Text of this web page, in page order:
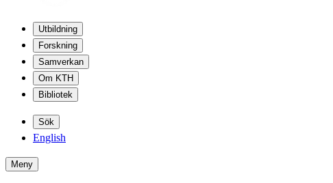
Utbildning
Forskning
Samverkan
Om KTH
Bibliotek
Sök
English
Meny